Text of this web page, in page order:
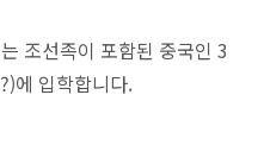
조선족이 포함된 중국인 3
에 입학합니다.